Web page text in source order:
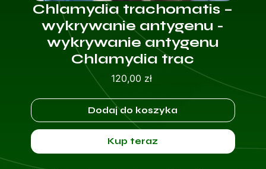
Chlamydia trachomatis –
wykrywanie antygenu -
wykrywanie antygenu
Chlamydia trac
120,00 złCena
Dodaj do koszyka
Kup teraz